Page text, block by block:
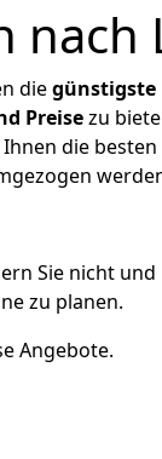
nach
diegünstigste
Preisezu
die
Sie nicht und
zu planen.
Angebote.